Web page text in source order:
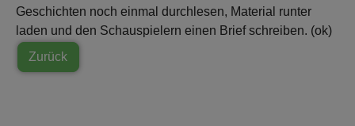
Geschichten noch einmal durchlesen, Material runter
laden und den Schauspielern einen Brief schreiben. (ok)
Zurück